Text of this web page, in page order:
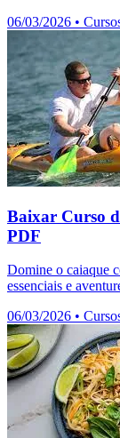
06/03/2026 •
Baixar Curso
PDF
Domine o caiaque
essenciais e
06/03/2026 •